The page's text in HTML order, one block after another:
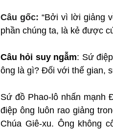
Câu gốc: “Bởi vì lời giảng
phần chúng ta, là kẻ được
Câu hỏi suy ngẫm: Sứ
ông là gì? Đối với thế gian,
Sứ đồ Phao-lô nhấn mạnh
điệp ông luôn rao giảng
Chúa Giê-xu. Ông không